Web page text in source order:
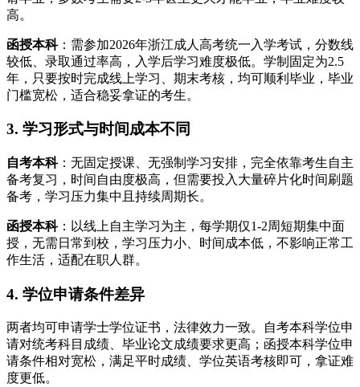
高。
函授本科：需参加2026年浙江成人高考统一入学考试，分数线
较低、录取通过率高，入学后学习难度极低。学制固定为2.5
年，只要按时完成线上学习、期末考核，均可顺利毕业，毕业
门槛宽松，适合稳妥拿证的考生。
3. 学习形式与时间成本不同
自考本科：无固定授课、无强制学习安排，完全依靠考生自主
备考复习，时间自由度极高，但需要投入大量碎片化时间刷题
备考，学习压力集中且持续周期长。
函授本科：以线上自主学习为主，每学期仅1-2周短期集中面
授，无需日常到校，学习压力小、时间成本低，不影响正常工
作生活，适配在职人群。
4. 学位申请条件差异
两者均可申请学士学位证书，法律效力一致。自考本科学位申
请对统考科目成绩、毕业论文成绩要求更高；函授本科学位申
请条件相对宽松，满足平时成绩、学位英语考核即可，拿证难
度更低。